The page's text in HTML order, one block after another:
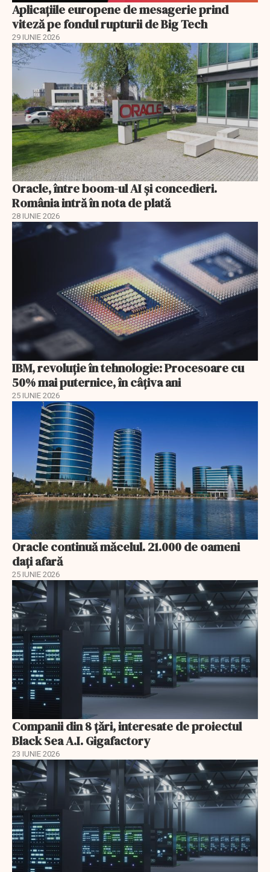
Aplicațiile europene de mesagerie prind
viteză pe fondul rupturii de Big Tech
29 IUNIE 2026
Oracle, între boom-ul AI și concedieri.
România intră în nota de plată
28 IUNIE 2026
IBM, revoluţie în tehnologie: Procesoare cu
50% mai puternice, în câţiva ani
25 IUNIE 2026
Oracle continuă măcelul. 21.000 de oameni
dați afară
25 IUNIE 2026
Companii din 8 țări, interesate de proiectul
Black Sea A.I. Gigafactory
23 IUNIE 2026